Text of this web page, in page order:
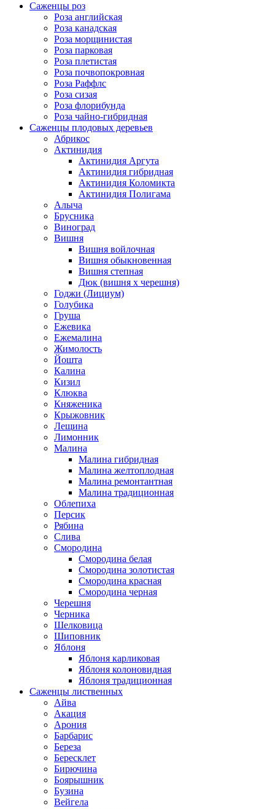
Саженцы роз
Роза английская
Роза канадская
Роза морщинистая
Роза парковая
Роза плетистая
Роза почвопокровная
Роза Раффлс
Роза сизая
Роза флорибунда
Роза чайно-гибридная
Саженцы плодовых деревьев
Абрикос
Актинидия
Актинидия Аргута
Актинидия гибридная
Актинидия Коломикта
Актинидия Полигама
Алыча
Брусника
Виноград
Вишня
Вишня войлочная
Вишня обыкновенная
Вишня степная
Дюк (вишня х черешня)
Годжи (Лициум)
Голубика
Груша
Ежевика
Ежемалина
Жимолость
Йошта
Калина
Кизил
Клюква
Княженика
Крыжовник
Лещина
Лимонник
Малина
Малина гибридная
Малина желтоплодная
Малина ремонтантная
Малина традиционная
Облепиха
Персик
Рябина
Слива
Смородина
Смородина белая
Смородина золотистая
Смородина красная
Смородина черная
Черешня
Черника
Шелковица
Шиповник
Яблоня
Яблоня карликовая
Яблоня колоновидная
Яблоня традиционная
Саженцы лиственных
Айва
Акация
Арония
Барбарис
Береза
Бересклет
Бирючина
Боярышник
Бузина
Вейгела